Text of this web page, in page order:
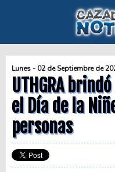
Lunes - 02 de Septiembre de
UTHGRA
el Día de la
personas